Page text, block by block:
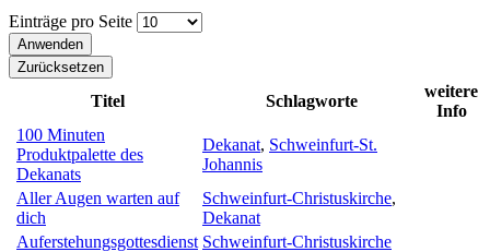
Einträge pro Seite
Titel Schlagworte
weitere
Info
100 Minuten
Produktpalette des
Dekanats
Dekanat, Schweinfurt-St.
Johannis
Aller Augen warten auf
dich
Schweinfurt-Christuskirche,
Dekanat
Auferstehungsgottesdienst Schweinfurt-Christuskirche